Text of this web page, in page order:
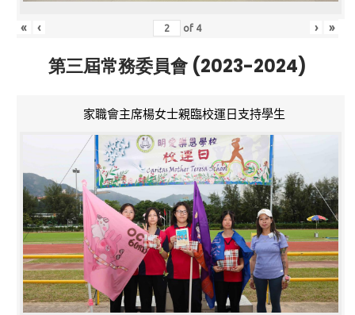
« ‹ of 4 › »
第三屆常務委員會 (2023-2024)
家職會主席楊女士親臨校運日支持學生